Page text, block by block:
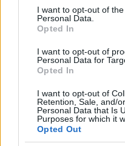
consent section.
I want to opt-out of
Personal Data.
Opted In
I want to opt-out of
Personal Data for
Opted In
I want to opt-out of
Retention, Sale, and/
Personal Data that Is
Purposes for which it
Opted Out
Continua a